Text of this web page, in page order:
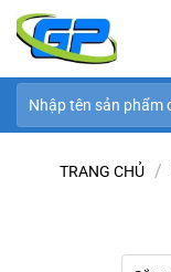
Bỏ
qua
dung
Tìm
kiếm:
TRANG CHỦ /